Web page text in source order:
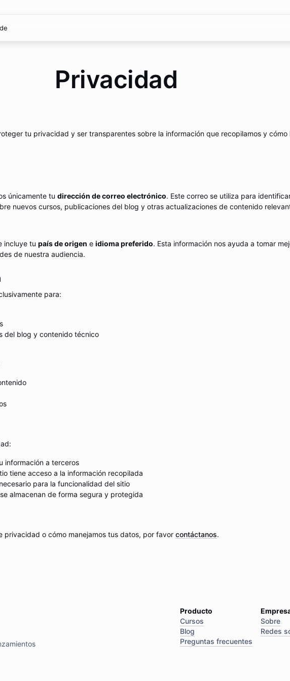
Privacidad
tu privacidad y ser transparentes sobre la información que recopilamos y cómo
únicamente tu dirección de correo electrónico. Este correo se utiliza para
nuevos cursos, publicaciones del blog y otras actualizaciones de contenido
incluye tu país de origen e idioma preferido. Esta información nos ayuda a tomar
de nuestra audiencia.
para:
del blog y contenido técnico
información a terceros
tiene acceso a la información recopilada
para la funcionalidad del sitio
almacenan de forma segura y protegida
o cómo manejamos tus datos, por favor contáctanos.
Producto
Cursos
Blog
Preguntas frecuentes
Sobre
Redes